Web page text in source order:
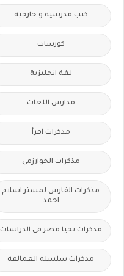
كتب مدرسية و خارجية
كورسات
لغة انجليزية
مدارس اللغات
مذكرات اقرأ
مذكرات الخوارزمى
مذكرات الفارس لمستر اسلام
احمد
مذكرات تحيا مصر فى الدراسات
مذكرات سلسلة العمالقة